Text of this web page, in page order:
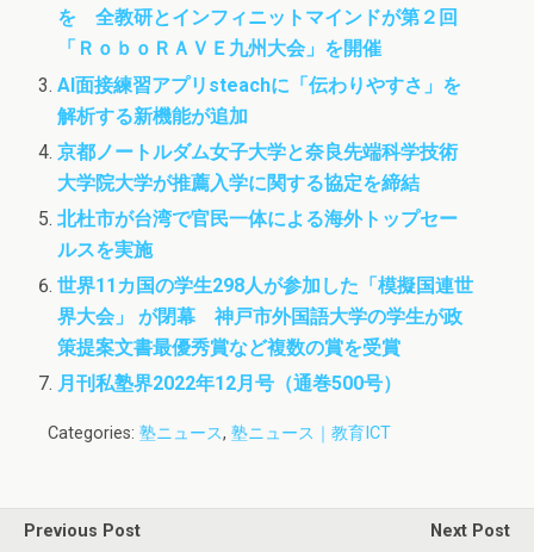
を 全教研とインフィニットマインドが第２回
「ＲｏｂｏＲＡＶＥ九州大会」を開催
AI面接練習アプリsteachに「伝わりやすさ」を
解析する新機能が追加
京都ノートルダム女子大学と奈良先端科学技術
大学院大学が推薦入学に関する協定を締結
北杜市が台湾で官民一体による海外トップセー
ルスを実施
世界11カ国の学生298人が参加した「模擬国連世
界大会」 が閉幕 神戸市外国語大学の学生が政
策提案文書最優秀賞など複数の賞を受賞
月刊私塾界2022年12月号（通巻500号）
Categories: 塾ニュース, 塾ニュース｜教育ICT
Previous Post Next Post